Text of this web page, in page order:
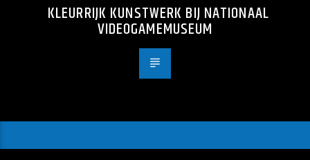
KLEURRIJK KUNSTWERK BIJ NATIONAAL
VIDEOGAMEMUSEUM